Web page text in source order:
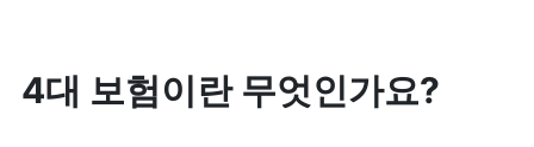
업종별 기능
4대 보험이란 무엇인가요?